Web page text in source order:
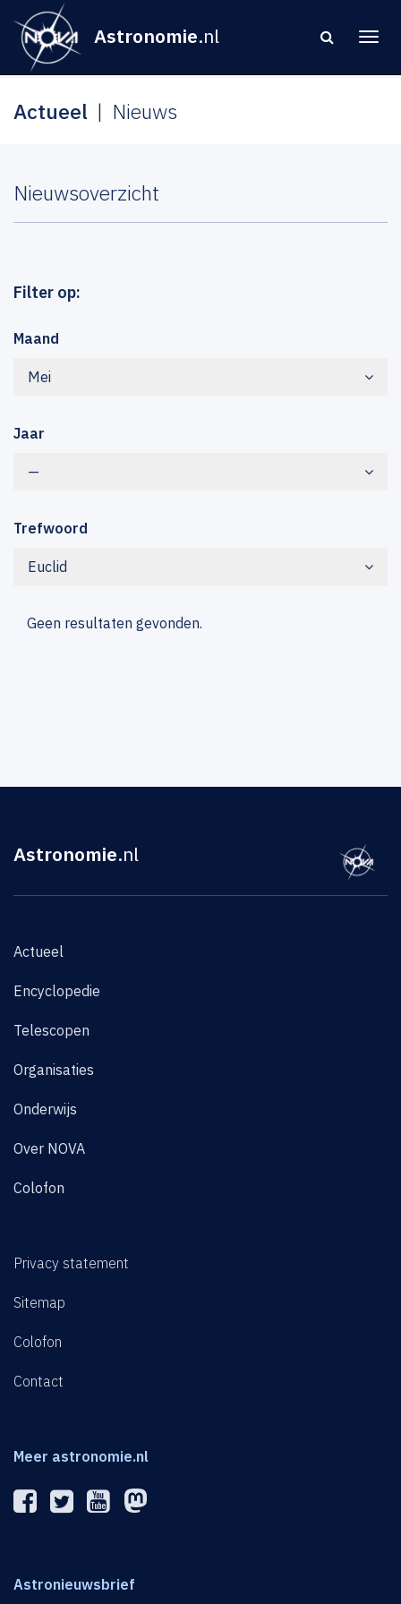
Astronomie.nl
Actueel Nieuws
Nieuwsoverzicht
Filter op:
Maand
Mei
Jaar
—
Trefwoord
Euclid
Geen resultaten gevonden.
Astronomie.nl
Actueel
Encyclopedie
Telescopen
Organisaties
Onderwijs
Over NOVA
Colofon
Privacy statement
Sitemap
Colofon
Contact
Meer astronomie.nl
Astronieuwsbrief